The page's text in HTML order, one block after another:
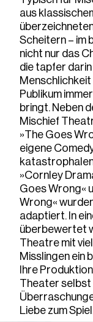
aus
Scheitern – im
nicht nur das
die tapfer
Menschlichkeit
Publikum
bringt. Neben
Mischief
»The Goes
eigene
»Cornley
Goes Wrong«
Wrong«
adaptiert. In
überbewertet
Theatre mit
Misslingen ein
Ihre
Theater selbst
Liebe zum